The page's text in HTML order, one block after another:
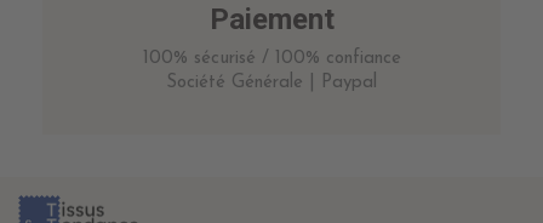
Paiement
100% sécurisé / 100% confiance
Société Générale | Paypal